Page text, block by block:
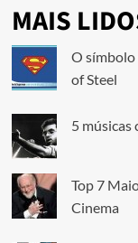
MAIS
O símbolo
of Steel
5 músicas
Top 7
Cinema